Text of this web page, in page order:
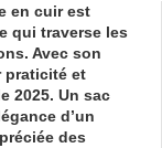
en cuir est
qui traverse les
Avec son
praticité et
2025. Un sac
d’un
des